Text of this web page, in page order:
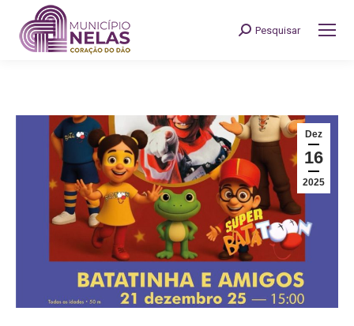
Search:
Pesquisar
Dez
16
2025